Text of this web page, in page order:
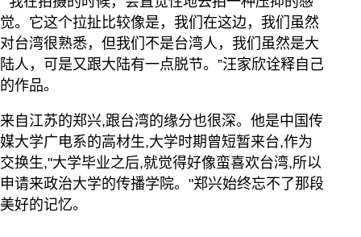
觉。它这个拉扯比较像是，我们在这边，我们虽然
对台湾很熟悉，但我们不是台湾人，我们虽然是大
陆人，可是又跟大陆有一点脱节。”汪家欣诠释自己
的作品。
来自江苏的郑兴,跟台湾的缘分也很深。他是中国传
媒大学广电系的高材生,大学时期曾短暂来台,作为
交换生,"大学毕业之后,就觉得好像蛮喜欢台湾,所以
申请来政治大学的传播学院。"郑兴始终忘不了那段
美好的记忆。